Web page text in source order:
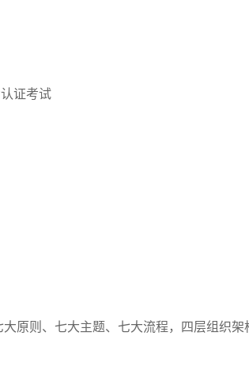
证考试
原则、七大主题、七大流程，四层组织架